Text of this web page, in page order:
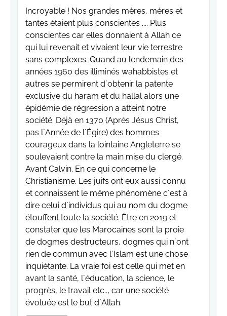
Incroyable ! Nos grandes mères, mères et
tantes étaient plus conscientes .... Plus
conscientes car elles donnaient à Allah ce
qui lui revenait et vivaient leur vie terrestre
sans complexes. Quand au lendemain des
années 1960 des illiminés wahabbistes et
autres se permirent d´obtenir la patente
exclusive du haram et du hallal alors une
épidémie de régression a atteint notre
société. Déjà en 1370 (Aprés Jésus Christ,
pas l´Année de l´Égire) des hommes
courageux dans la lointaine Angleterre se
soulevaient contre la main mise du clergé.
Avant Calvin. En ce qui concerne le
Christianisme. Les juifs ont eux aussi connu
et connaissent le même phénomène c´est à
dire celui d´individus qui au nom du dogme
étouffent toute la société. Être en 2019 et
constater que les Marocaines sont la proie
de dogmes destructeurs, dogmes qui n´ont
rien de commun avec l´Islam est une chose
inquiétante. La vraie foi est celle qui met en
avant la santé, l´éducation, la science, le
progrès, le travail etc.., car une société
évoluée est le but d´Allah.